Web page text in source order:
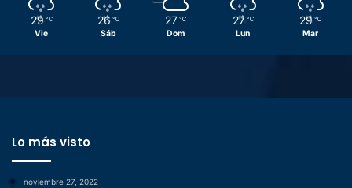
29 ℃
Vie
26 ℃
Sáb
27 ℃
Dom
27 ℃
Lun
29 ℃
Mar
Lo más visto
noviembre 27, 2022